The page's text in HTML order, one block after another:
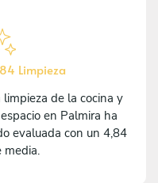
Limpieza
limpieza de la cocina y
en Palmira ha
evaluada con un 4,84
media.